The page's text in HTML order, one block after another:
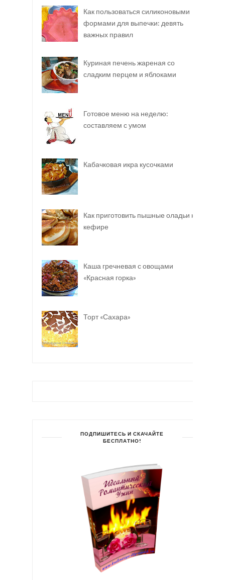
Как пользоваться силиконовыми
формами для выпечки: девять
важных правил
Куриная печень жареная со
сладким перцем и яблоками
Готовое меню на неделю:
составляем с умом
Кабачковая икра кусочками
Как приготовить пышные оладьи на
кефире
Каша гречневая с овощами
«Красная горка»
Торт «Сахара»
ПОДПИШИТЕСЬ И СКАЧАЙТЕ
БЕСПЛАТНО!